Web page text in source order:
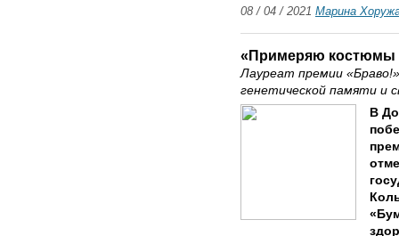
08 / 04 / 2021 Марина
«Примеряю костюмы
Лауреат премии
генетической памяти и
В